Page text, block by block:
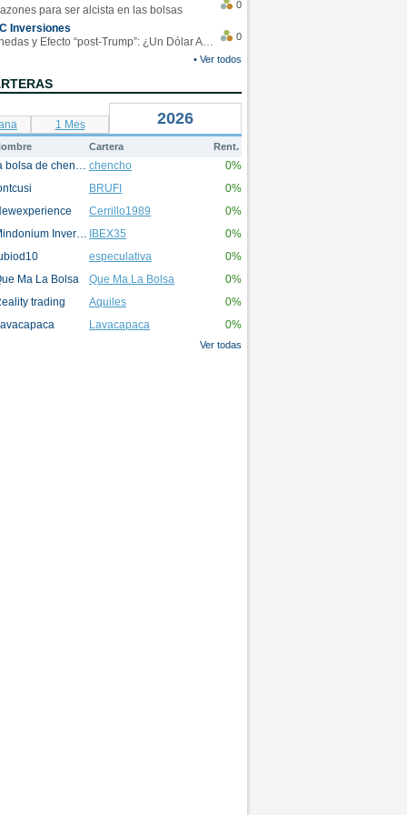
para ser alcista en las bolsas
0
Inversiones
Monedas y Efecto “post-Trump”: ¿Un Dólar Americano operando en rangos?
0
• Ver todos
1 Mes 2026
Cartera Rent.
la bolsa de chencho chencho
0%
BRUFI
0%
Cerrillo1989
0%
Mindonium Inversions IBEX35
0%
especulativa
0%
Ma La Bolsa
Que Ma La Bolsa
0%
trading
Aquiles
0%
Lavacapaca 0%
Ver todas